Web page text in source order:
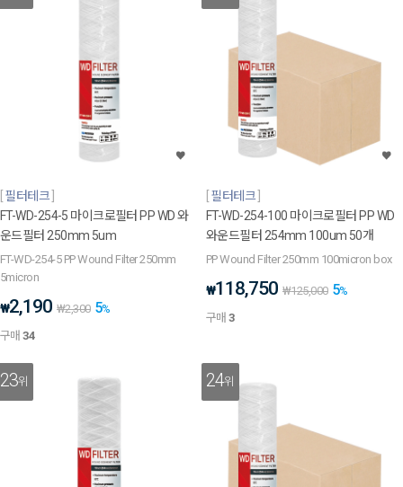
필터테크
FT-WD-254-5 마이크로필터 PP WD 와
운드필터 250mm 5um
FT-WD-254-5 PP Wound Filter 250mm
5micron
₩2,190 ₩2,300 5%
구매34
필터테크
FT-WD-254-100 마이크로필터 PP WD
와운드필터 254mm 100um 50개
PP Wound Filter 250mm 100micron box
₩118,750 ₩125,000 5%
구매3
23위 24위